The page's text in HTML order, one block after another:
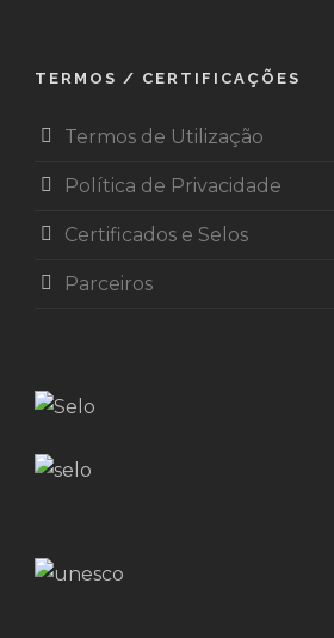
TERMOS / CERTIFICAÇÕES
Termos de Utilização
Política de Privacidade
Certificados e Selos
Parceiros